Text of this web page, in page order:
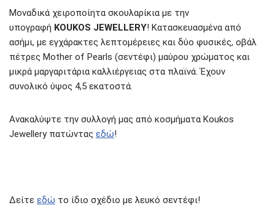
Μοναδικά χειροποίητα σκουλαρίκια με την
υπογραφή KOUKOS JEWELLERY! Κατασκευασμένα από
ασήμι, με εγχάρακτες λεπτομέρειες και δύο φυσικές, οβάλ
πέτρες Mother of Pearls (σεντέφι) μαύρου χρώματος και
μικρά μαργαριτάρια καλλιέργειας στα πλαϊνά. Έχουν
συνολικό ύψος 4,5 εκατοστά.
Ανακαλύψτε την συλλογή μας από κοσμήματα Koukos
Jewellery πατώντας εδώ!
Δείτε εδώ το ίδιο σχέδιο με λευκό σεντέφι!